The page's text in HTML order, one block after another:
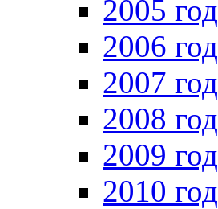
2005 год
2006 год
2007 год
2008 год
2009 год
2010 год